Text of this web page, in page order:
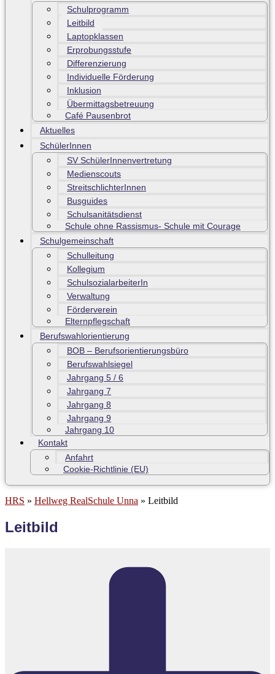
Schulprogramm
Leitbild
Laptopklassen
Erprobungsstufe
Differenzierung
Individuelle Förderung
Inklusion
Übermittagsbetreuung
Café Pausenbrot
Aktuelles
SchülerInnen
SV SchülerInnenvertretung
Medienscouts
StreitschlichterInnen
Busguides
Schulsanitätsdienst
Schule ohne Rassismus- Schule mit Courage
Schulgemeinschaft
Schulleitung
Kollegium
SchulsozialarbeiterIn
Verwaltung
Förderverein
Elternpflegschaft
Berufswahlorientierung
BOB – Berufsorientierungsbüro
Berufswahlsiegel
Jahrgang 5 / 6
Jahrgang 7
Jahrgang 8
Jahrgang 9
Jahrgang 10
Kontakt
Anfahrt
Cookie-Richtlinie (EU)
HRS » Hellweg RealSchule Unna » Leitbild
Leitbild